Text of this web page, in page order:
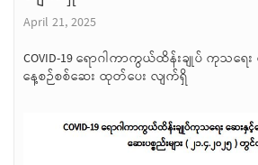
April 21, 2025
COVID-19 ရောဂါကာကွယ်ထိန်းချုပ် ကုသရေး
နေ့စဉ်စစ်ဆေး ထုတ်ပေး လျက်ရှိ